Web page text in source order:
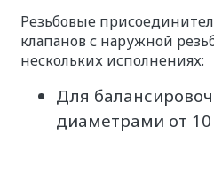
Резьбовые
клапанов с наружной
нескольких исполнениях:
Для
диаметрами от